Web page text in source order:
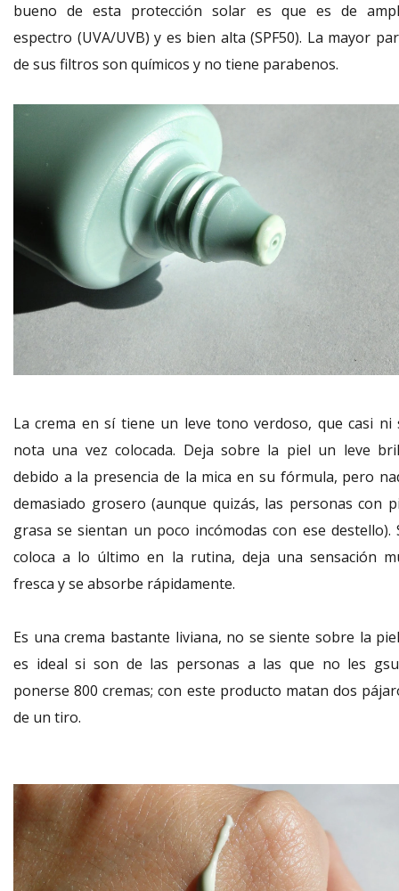
bueno de esta protección solar es que es de
espectro (UVA/UVB) y es bien alta (SPF50). La mayor
de sus filtros son químicos y no tiene parabenos.
La crema en sí tiene un leve tono verdoso, que casi ni
nota una vez colocada. Deja sobre la piel un leve
debido a la presencia de la mica en su fórmula, pero
demasiado grosero (aunque quizás, las personas con
grasa se sientan un poco incómodas con ese destello).
coloca a lo último en la rutina, deja una sensación
fresca y se absorbe rápidamente.
Es una crema bastante liviana, no se siente sobre la
es ideal si son de las personas a las que no les
ponerse 800 cremas; con este producto matan dos
de un tiro.